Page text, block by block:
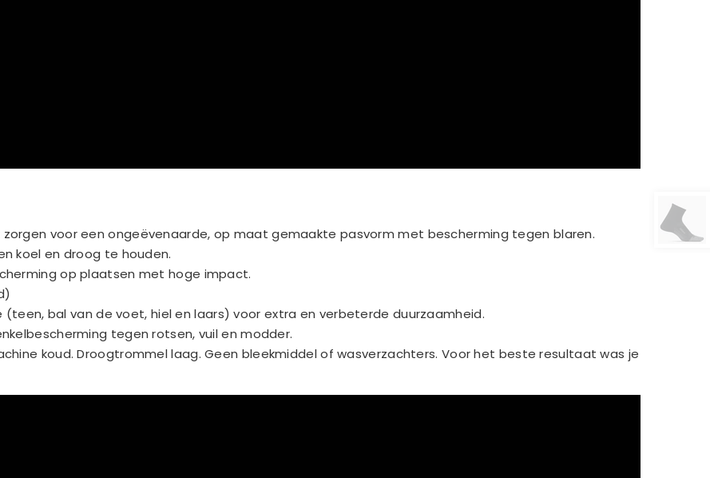
voor een ongeëvenaarde, op maat gemaakte pasvorm met bescherming tegen blaren.
koel en droog te houden.
op plaatsen met hoge impact.
bal van de voet, hiel en laars) voor extra en verbeterde duurzaamheid.
tegen rotsen, vuil en modder.
koud. Droogtrommel laag. Geen bleekmiddel of wasverzachters. Voor het beste resultaat was je